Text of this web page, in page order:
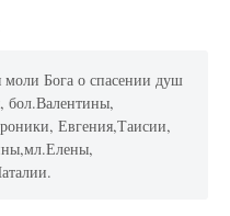
Бога о спасении душ
Евгения,Таисии,